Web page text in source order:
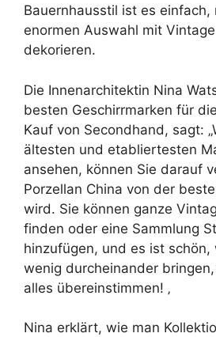
Bauernhausstil ist es einfach,
enormen Auswahl mit
dekorieren.
Die Innenarchitektin Nina
besten Geschirrmarken für
Kauf von Secondhand, sagt:
ältesten und etabliertesten
ansehen, können Sie darauf
Porzellan China von der
wird. Sie können ganze
finden oder eine Sammlung
hinzufügen, und es ist schön,
wenig durcheinander
alles übereinstimmen! ‚
Nina erklärt, wie man